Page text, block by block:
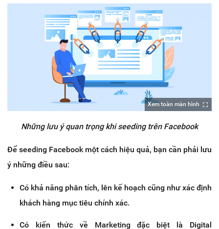
Xem toàn màn hình
Những lưu ý quan trọng khi seeding trên Facebook
Để seeding Facebook một cách hiệu quả, bạn cần phải lưu
ý những điều sau:
Có khả năng phân tích, lên kế hoạch cũng như xác định
khách hàng mục tiêu chính xác.
Có kiến thức về Marketing đặc biệt là Digital